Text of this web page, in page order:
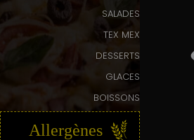
SALADES
TEX MEX
DESSERTS
GLACES
BOISSONS
Allergènes